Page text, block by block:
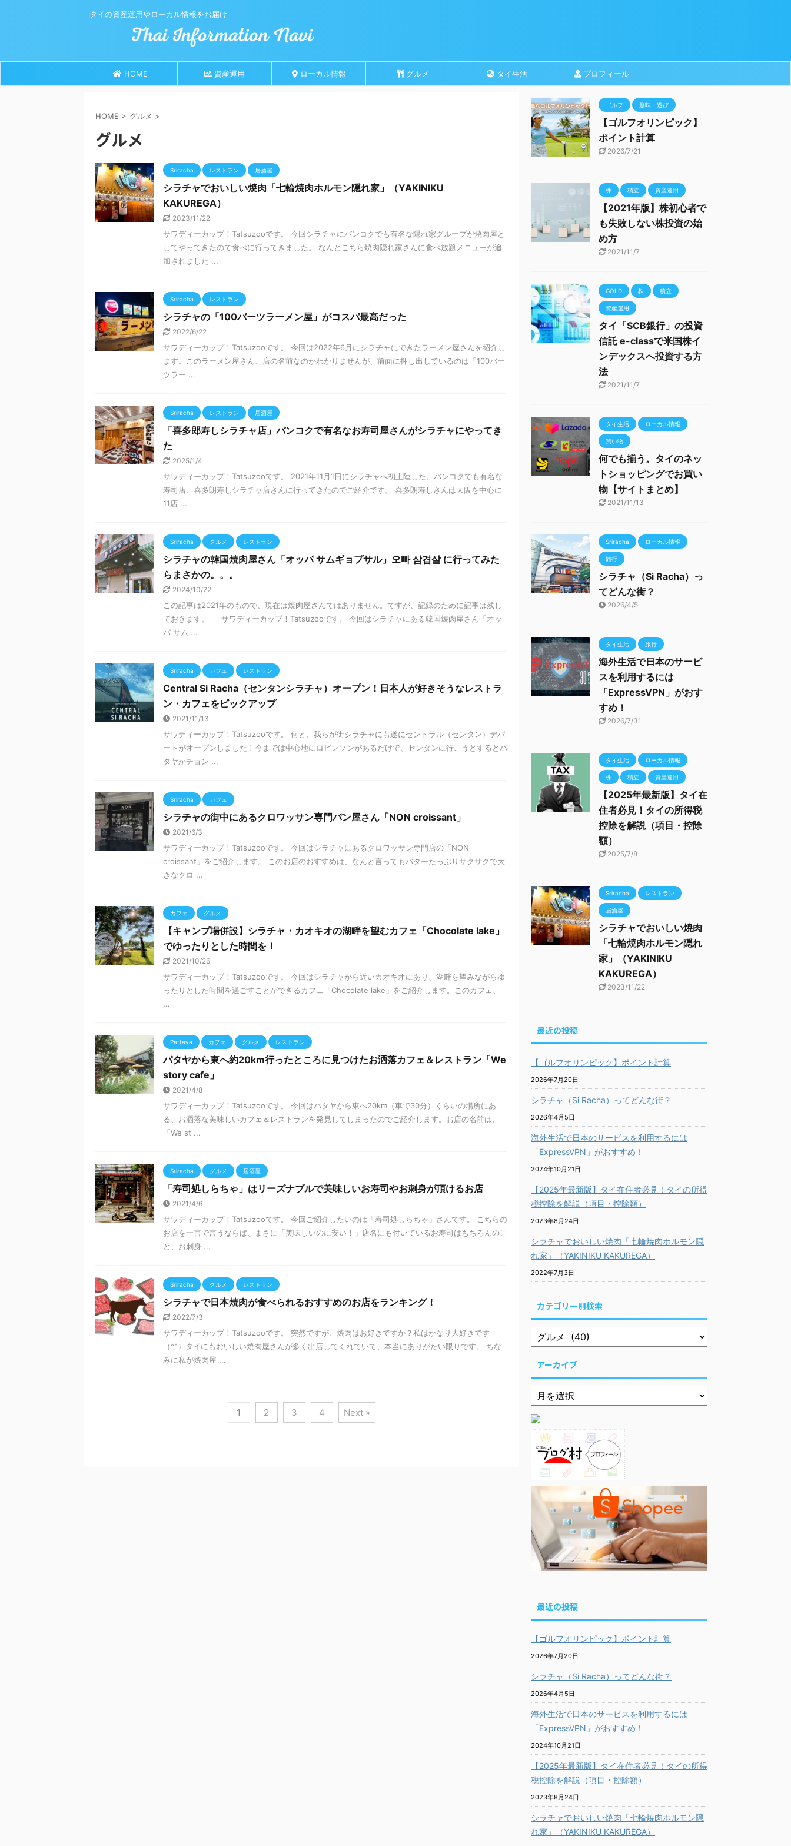
タイの資産運用やローカル情報をお届け
HOME 資産運用 ローカル情報 グルメ タイ生活 プロフィール
HOME > グルメ >
グルメ
Sriracha レストラン 居酒屋
シラチャでおいしい焼肉「七輪焼肉ホルモン隠れ家」（YAKINIKU
KAKUREGA）
2023/11/22
サワディーカップ！Tatsuzooです。 今回シラチャにバンコクでも有名な隠れ家グループが焼肉屋と
してやってきたので食べに行ってきました。 なんとこちら焼肉隠れ家さんに食べ放題メニューが追
加されました ...
Sriracha レストラン
シラチャの「100バーツラーメン屋」がコスパ最高だった
2022/6/22
サワディーカップ！Tatsuzooです。 今回は2022年6月にシラチャにできたラーメン屋さんを紹介し
ます。このラーメン屋さん、店の名前なのかわかりませんが、前面に押し出しているのは「100バー
ツラー ...
Sriracha レストラン 居酒屋
「喜多郎寿しシラチャ店」バンコクで有名なお寿司屋さんがシラチャにやってき
た
2025/1/4
サワディーカップ！Tatsuzooです。 2021年11月1日にシラチャへ初上陸した、バンコクでも有名な
寿司店、喜多朗寿しシラチャ店さんに行ってきたのでご紹介です。 喜多朗寿しさんは大阪を中心に
11店 ...
Sriracha グルメ レストラン
シラチャの韓国焼肉屋さん「オッパ サムギョプサル」오빠 삼겹살 に行ってみた
らまさかの。。。
2024/10/22
この記事は2021年のもので、現在は焼肉屋さんではありません。ですが、記録のために記事は残し
ておきます。 サワディーカップ！Tatsuzooです。 今回はシラチャにある韓国焼肉屋さん「オッ
パ サム ...
Sriracha カフェ レストラン
Central Si Racha（センタンシラチャ）オープン！日本人が好きそうなレストラ
ン・カフェをピックアップ
2021/11/13
サワディーカップ！Tatsuzooです。 何と、我らが街シラチャにも遂にセントラル（センタン）デパ
ートがオープンしました！今までは中心地にロビンソンがあるだけで、センタンに行こうとするとパ
タヤかチョン ...
Sriracha カフェ
シラチャの街中にあるクロワッサン専門パン屋さん「NON croissant」
2021/6/3
サワディーカップ！Tatsuzooです。 今回はシラチャにあるクロワッサン専門店の「NON
croissant」をご紹介します。 このお店のおすすめは、なんと言ってもバターたっぷりサクサクで大
きなクロ ...
カフェ グルメ
【キャンプ場併設】シラチャ・カオキオの湖畔を望むカフェ「Chocolate lake」
でゆったりとした時間を！
2021/10/26
サワディーカップ！Tatsuzooです。 今回はシラチャから近いカオキオにあり、湖畔を望みながらゆ
ったりとした時間を過ごすことができるカフェ「Chocolate lake」をご紹介します。このカフェ、
...
Pattaya カフェ グルメ レストラン
パタヤから東へ約20km行ったところに見つけたお洒落カフェ＆レストラン「We
story cafe」
2021/4/8
サワディーカップ！Tatsuzooです。 今回はパタヤから東へ20km（車で30分）くらいの場所にあ
る、お洒落な美味しいカフェ＆レストランを発見してしまったのでご紹介します。お店の名前は、
「We st ...
Sriracha グルメ 居酒屋
「寿司処しらちゃ」はリーズナブルで美味しいお寿司やお刺身が頂けるお店
2021/4/6
サワディーカップ！Tatsuzooです。 今回ご紹介したいのは「寿司処しらちゃ」さんです。 こちらの
お店を一言で言うならば、まさに「美味しいのに安い！」店名にも付いているお寿司はもちろんのこ
と、お刺身 ...
Sriracha グルメ レストラン
シラチャで日本焼肉が食べられるおすすめのお店をランキング！
2022/7/3
サワディーカップ！Tatsuzooです。 突然ですが、焼肉はお好きですか？私はかなり大好きです
（^^）タイにもおいしい焼肉屋さんが多く出店してくれていて、本当にありがたい限りです。 ちな
みに私が焼肉屋 ...
1 2 3 4 Next »
ゴルフ 趣味・遊び
【ゴルフオリンピック】
ポイント計算
2026/7/21
株 積立 資産運用
【2021年版】株初心者で
も失敗しない株投資の始
め方
2021/11/7
GOLD 株 積立
資産運用
タイ「SCB銀行」の投資
信託 e-classで米国株イ
ンデックスへ投資する方
法
2021/11/7
タイ生活 ローカル情報
買い物
何でも揃う。タイのネッ
トショッピングでお買い
物【サイトまとめ】
2021/11/13
Sriracha ローカル情報
旅行
シラチャ（Si Racha）っ
てどんな街？
2026/4/5
タイ生活 旅行
海外生活で日本のサービ
スを利用するには
「ExpressVPN」がおす
すめ！
2026/7/31
タイ生活 ローカル情報
株 積立 資産運用
【2025年最新版】タイ在
住者必見！タイの所得税
控除を解説（項目・控除
額）
2025/7/8
Sriracha レストラン
居酒屋
シラチャでおいしい焼肉
「七輪焼肉ホルモン隠れ
家」（YAKINIKU
KAKUREGA）
2023/11/22
最近の投稿
【ゴルフオリンピック】ポイント計算
2026年7月20日
シラチャ（Si Racha）ってどんな街？
2026年4月5日
海外生活で日本のサービスを利用するには
「ExpressVPN」がおすすめ！
2024年10月21日
【2025年最新版】タイ在住者必見！タイの所得
税控除を解説（項目・控除額）
2023年8月24日
シラチャでおいしい焼肉「七輪焼肉ホルモン隠
れ家」（YAKINIKU KAKUREGA）
2022年7月3日
カテゴリー別検索
アーカイブ
最近の投稿
【ゴルフオリンピック】ポイント計算
2026年7月20日
シラチャ（Si Racha）ってどんな街？
2026年4月5日
海外生活で日本のサービスを利用するには
「ExpressVPN」がおすすめ！
2024年10月21日
【2025年最新版】タイ在住者必見！タイの所得
税控除を解説（項目・控除額）
2023年8月24日
シラチャでおいしい焼肉「七輪焼肉ホルモン隠
れ家」（YAKINIKU KAKUREGA）